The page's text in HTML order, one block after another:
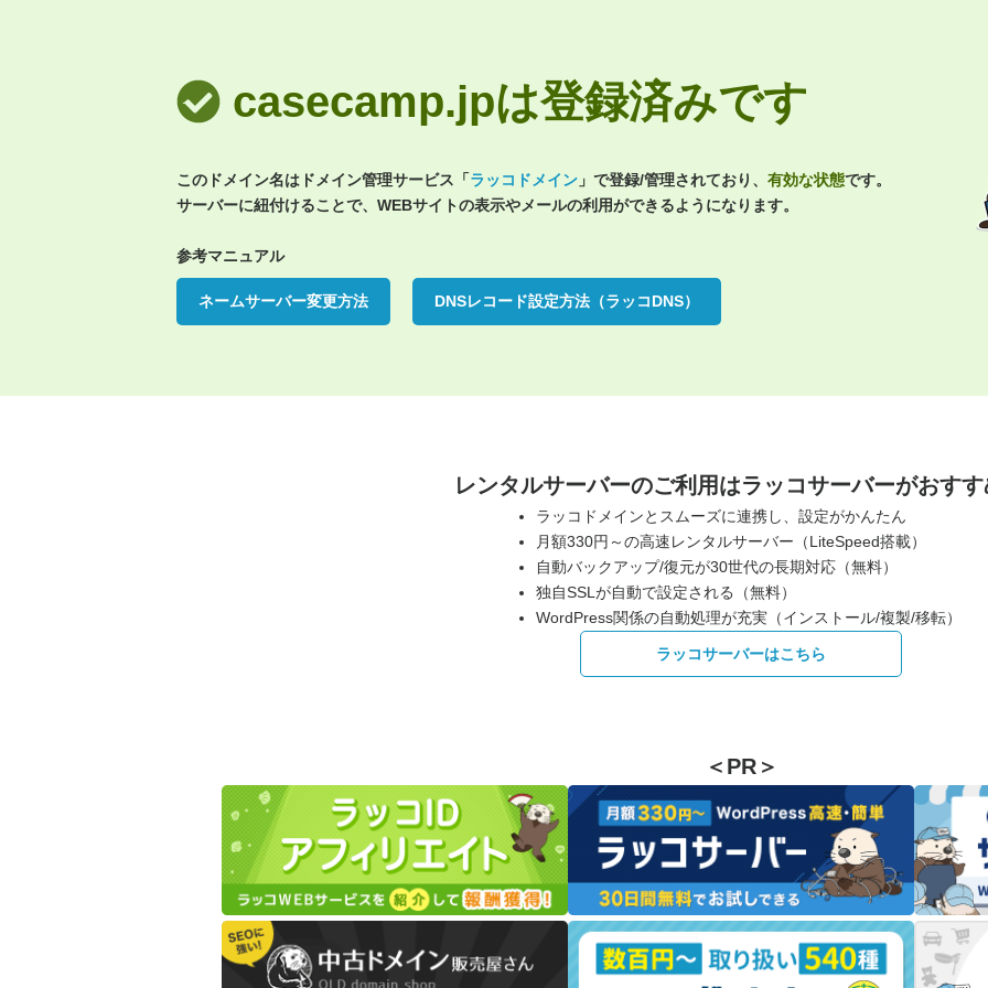
casecamp.jpは登録済みです
このドメイン名はドメイン管理サービス「ラッコドメイン 」で登録/管理されており、 有効な状態です。
サーバーに紐付けることで、WEBサイトの表示やメールの利用ができるようになります。
参考マニュアル
ネームサーバー変更方法 DNSレコード設定方法（ラッコDNS）
レンタルサーバーのご利用はラッコサーバーがおす
ラッコドメインとスムーズに連携し、設定がかんたん
月額330円～の高速レンタルサーバー（LiteSpeed搭載）
自動バックアップ/復元が30世代の長期対応（無料）
独自SSLが自動で設定される（無料）
WordPress関係の自動処理が充実（インストール/複製/移転）
ラッコサーバーはこちら
＜PR＞